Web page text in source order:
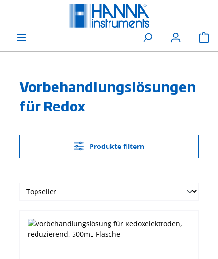
Vorbehandlungslösungen
für Redox
Produkte filtern